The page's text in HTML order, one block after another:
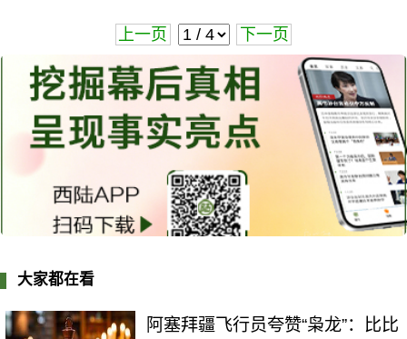
上一页 下一页
大家都在看
阿塞拜疆飞行员夸赞“枭龙”：比比